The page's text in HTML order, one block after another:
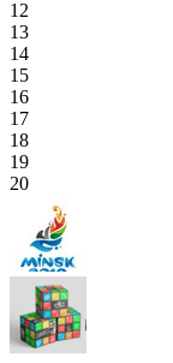
12
13
14
15
16
17
18
19
20